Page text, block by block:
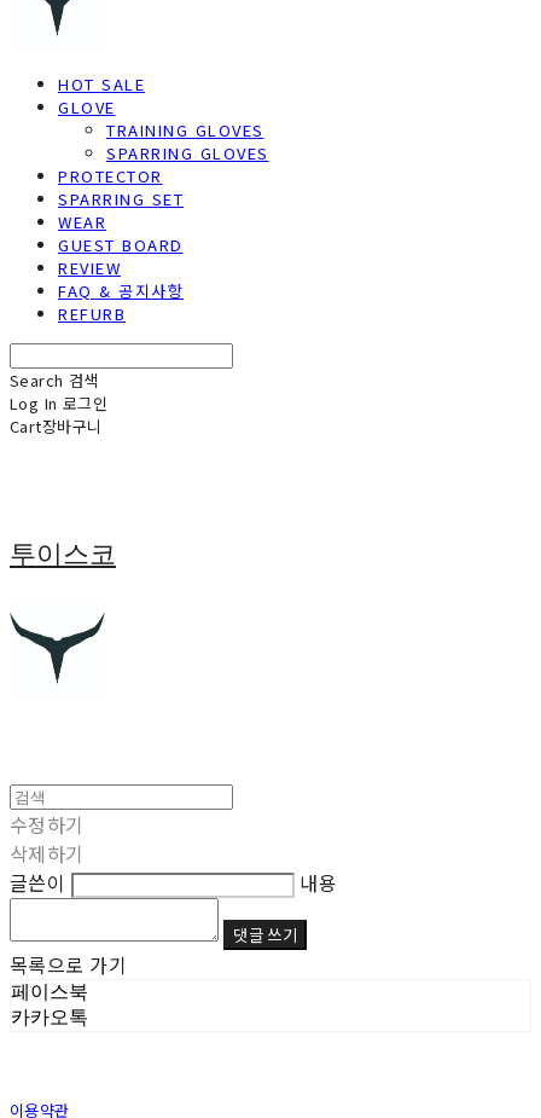
HOT SALE
GLOVE
TRAINING GLOVES
SPARRING GLOVES
PROTECTOR
SPARRING SET
WEAR
GUEST BOARD
REVIEW
FAQ & 공지사항
REFURB
Search 검색
Log In 로그인
Cart장바구니
투이스코
수정하기
삭제하기
글쓴이
내용
댓글 쓰기
목록으로 가기
페이스북
카카오톡
이용약관